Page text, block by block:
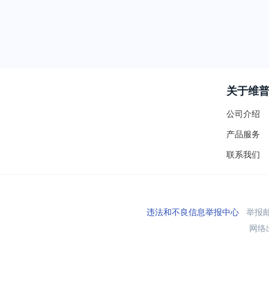
关于维普
公司介绍
产品服务
联系我们
违法和不良信息举报中心举报
网